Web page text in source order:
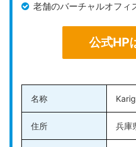
出張先に合わせて柔軟に利
最寄駅から徒歩圏内にあり
取り揃えているので、会議
公式HP
老舗のバーチャルオフィ
公式HP
名称
住所 兵庫